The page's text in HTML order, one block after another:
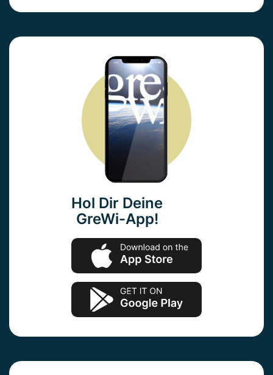
Hol Dir Deine
GreWi-App!